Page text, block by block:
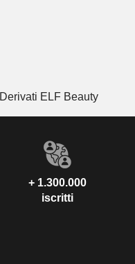
Derivati ELF Beauty
+ 1.300.000
iscritti